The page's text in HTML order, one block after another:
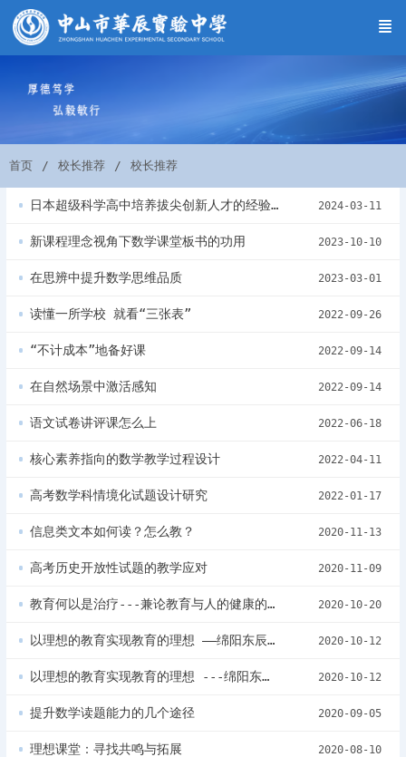
首页 校长推荐 校长推荐
日本超级科学高中培养拔尖创新人才的经验与启示 2024-03-11
新课程理念视角下数学课堂板书的功用 2023-10-10
在思辨中提升数学思维品质 2023-03-01
读懂一所学校 就看“三张表” 2022-09-26
“不计成本”地备好课 2022-09-14
在自然场景中激活感知 2022-09-14
语文试卷讲评课怎么上 2022-06-18
核心素养指向的数学教学过程设计 2022-04-11
高考数学科情境化试题设计研究 2022-01-17
信息类文本如何读？怎么教？ 2020-11-13
高考历史开放性试题的教学应对 2020-11-09
教育何以是治疗---兼论教育与人的健康的关系 2020-10-20
以理想的教育实现教育的理想 ——绵阳东辰国际学校建校20周年巡礼（下） 2020-10-12
以理想的教育实现教育的理想 ---绵阳东辰国际学校建校20周年巡礼（上） 2020-10-12
提升数学读题能力的几个途径 2020-09-05
理想课堂：寻找共鸣与拓展 2020-08-10